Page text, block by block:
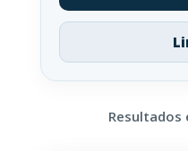
Resultados